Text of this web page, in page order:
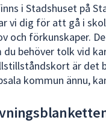
i Stadshuset på
vi dig för att gå i
och förkunskaper.
behöver tolk vid
är det
kommun ännu,